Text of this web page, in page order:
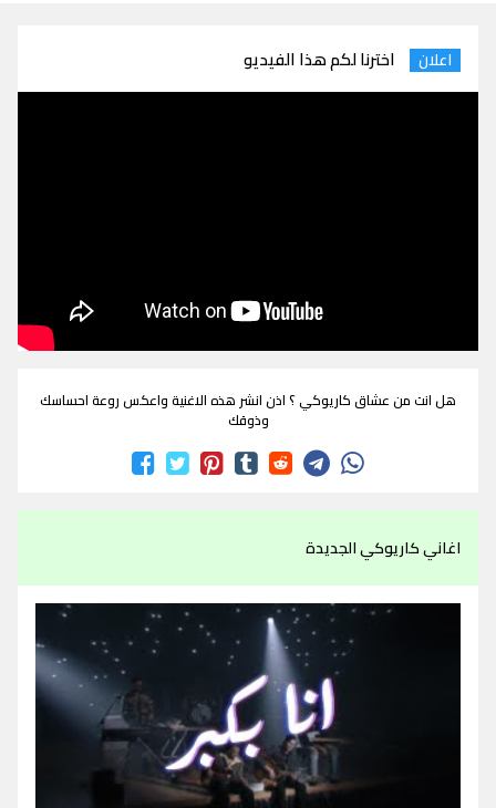
اعلان اخترنا لكم هذا الفيديو
هل انت من عشاق كاريوكي ؟ اذن انشر هذه الاغنية واعكس روعة احساسك
وذوقك
اغاني كاريوكي الجديدة